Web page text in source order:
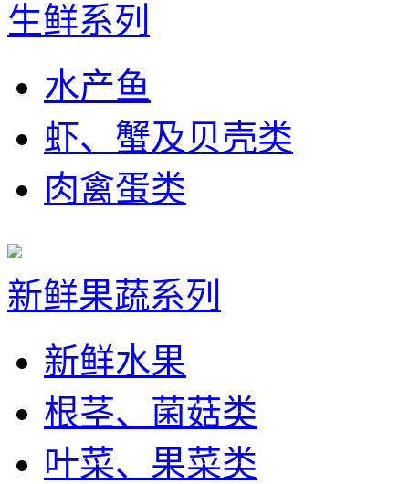
生鲜系列
水产鱼
虾、蟹及贝壳类
肉禽蛋类
新鲜果蔬系列
新鲜水果
根茎、菌菇类
叶菜、果菜类